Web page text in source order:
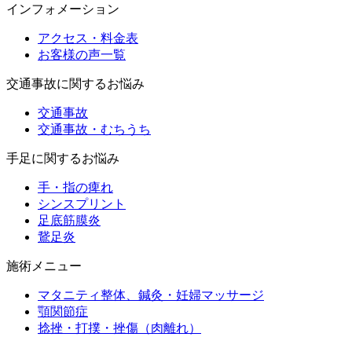
インフォメーション
アクセス・料金表
お客様の声一覧
交通事故に関するお悩み
交通事故
交通事故・むちうち
手足に関するお悩み
手・指の痺れ
シンスプリント
足底筋膜炎
鵞足炎
施術メニュー
マタニティ整体、鍼灸・妊婦マッサージ
顎関節症
捻挫・打撲・挫傷（肉離れ）